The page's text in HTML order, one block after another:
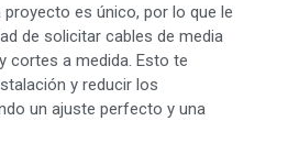
es único, por lo que le
de solicitar cables de media
cortes a medida. Esto te
y reducir los
un ajuste perfecto y una